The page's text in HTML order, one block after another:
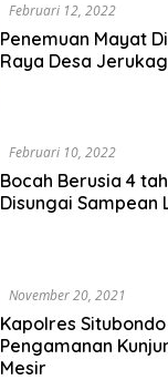
Februari 12, 2022
Penemuan Mayat
Raya Desa
Februari 10, 2022
Bocah Berusia 4
Disungai Sampean
November 20, 2021
Kapolres
Pengamanan
Mesir